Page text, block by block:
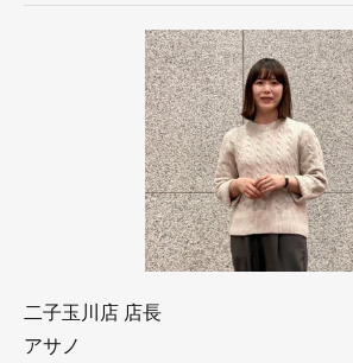
二子玉川店 店長
アサノ